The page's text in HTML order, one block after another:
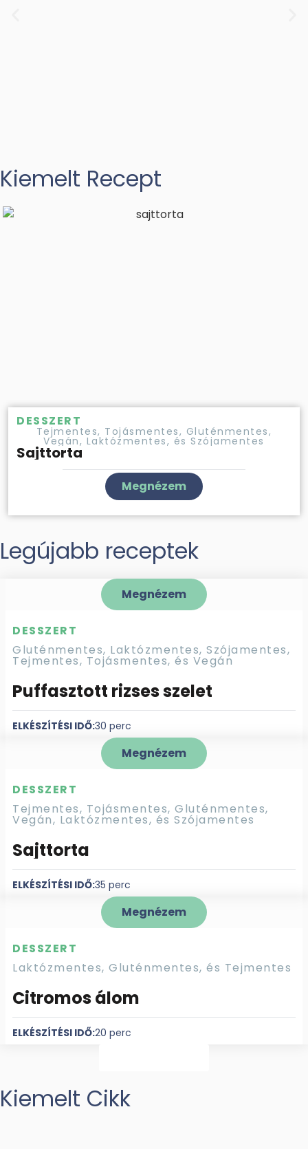
Kiemelt Recept
DESSZERT
Tejmentes, Tojásmentes, Gluténmentes,
Vegán, Laktózmentes, és Szójamentes
Sajttorta
Megnézem
Legújabb receptek
Megnézem
DESSZERT
Gluténmentes, Laktózmentes, Szójamentes,
Tejmentes, Tojásmentes, és Vegán
Puffasztott rizses szelet
ELKÉSZÍTÉSI IDŐ:30 perc
Megnézem
DESSZERT
Tejmentes, Tojásmentes, Gluténmentes,
Vegán, Laktózmentes, és Szójamentes
Sajttorta
ELKÉSZÍTÉSI IDŐ:35 perc
Megnézem
DESSZERT
Laktózmentes, Gluténmentes, és Tejmentes
Citromos álom
ELKÉSZÍTÉSI IDŐ:20 perc
Kiemelt Cikk